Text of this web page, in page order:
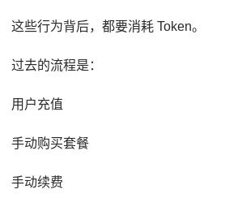
这些行为背后，都要消耗 Token。
过去的流程是：
用户充值
手动购买套餐
手动续费